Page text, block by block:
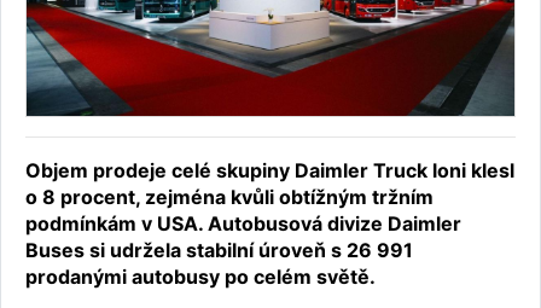
Objem prodeje celé skupiny Daimler Truck loni klesl
o 8 procent, zejména kvůli obtížným tržním
podmínkám v USA. Autobusová divize Daimler
Buses si udržela stabilní úroveň s 26 991
prodanými autobusy po celém světě.